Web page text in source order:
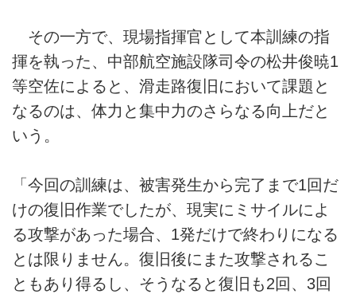
その一方で、現場指揮官として本訓練の指
揮を執った、中部航空施設隊司令の松井俊暁1
等空佐によると、滑走路復旧において課題と
なるのは、体力と集中力のさらなる向上だと
いう。
「今回の訓練は、被害発生から完了まで1回だ
けの復旧作業でしたが、現実にミサイルによ
る攻撃があった場合、1発だけで終わりになる
とは限りません。復旧後にまた攻撃されるこ
ともあり得るし、そうなると復旧も2回、3回